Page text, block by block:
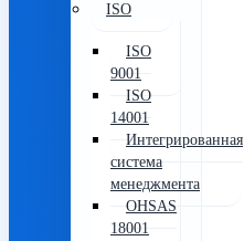
ISO
ISO
9001
ISO
14001
Интегрированная
система
менеджмента
OHSAS
18001